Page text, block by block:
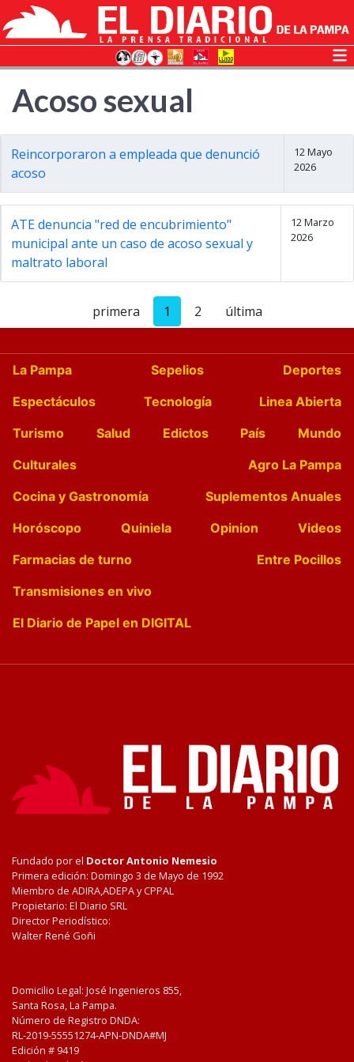
Acoso sexual
Reincorporaron a empleada que denunció
acoso
12 Mayo
2026
ATE denuncia "red de encubrimiento"
municipal ante un caso de acoso sexual y
maltrato laboral
12 Marzo
2026
primera 1 2 última
La Pampa Sepelios
Deportes
Espectáculos
Tecnología
Linea Abierta
Turismo
Salud Edictos País
Mundo
Culturales
Agro La Pampa
Cocina y Gastronomía
Suplementos Anuales
Horóscopo
Quiniela Opinion
Videos
Farmacias de turno
Entre Pocillos
Transmisiones en vivo
El Diario de Papel en DIGITAL
Fundado por el Doctor Antonio Nemesio
Primera edición: Domingo 3 de Mayo de 1992
Miembro de ADIRA,ADEPA y CPPAL
Propietario: El Diario SRL
Director Periodístico:
Walter René Goñi
Domicilio Legal: José Ingenieros 855,
Santa Rosa, La Pampa.
Número de Registro DNDA:
RL-2019-55551274-APN-DNDA#MJ
Edición # 9419